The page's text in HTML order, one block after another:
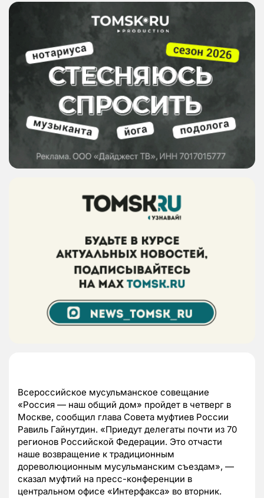
Всероссийское мусульманское совещание
«Россия — наш общий дом» пройдет в четверг в
Москве, сообщил глава Совета муфтиев России
Равиль Гайнутдин. «Приедут делегаты почти из 70
регионов Российской Федерации. Это отчасти
наше возвращение к традиционным
дореволюционным мусульманским съездам», —
сказал муфтий на пресс-конференции в
центральном офисе «Интерфакса» во вторник.